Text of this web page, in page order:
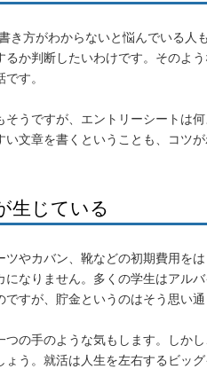
き方がわからないと悩んでいる人
か判断したいわけです。そのよ
す。
うですが、エントリーシートは
文章を書くということも、コツ
生じている
やカバン、靴などの初期費用を
なりません。多くの学生はアル
すが、貯金というのはそう思い通
の手のような気もします。しか
う。就活は人生を左右するビッ